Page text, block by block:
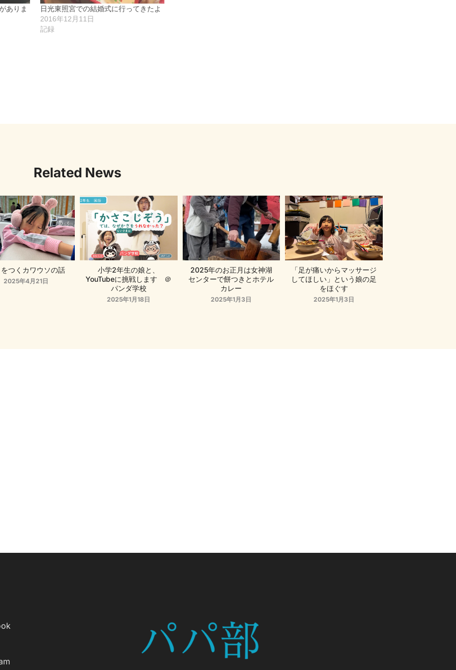
ありま
日光東照宮での結婚式に行ってきたよ
2016年12月11日
記録
Related News
つくカワウソの話
2025年4月21日
小学2年生の娘と、
YouTubeに挑戦します ＠
パンダ学校
2025年1月18日
2025年のお正月は女神湖
センターで餅つきとホテル
カレー
2025年1月3日
「足が痛いからマッサージ
してほしい」という娘の足
をほぐす
2025年1月3日